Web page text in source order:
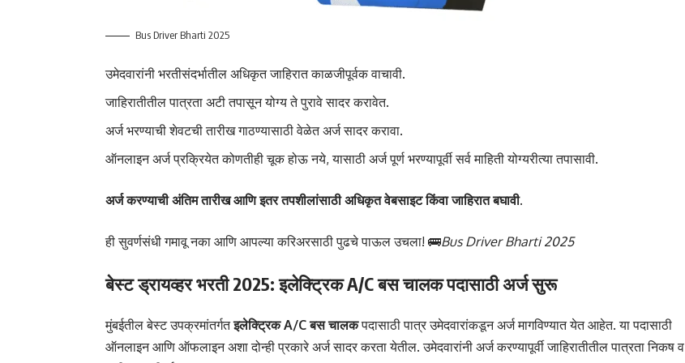
Bus Driver Bharti 2025
उमेदवारांनी भरतीसंदर्भातील अधिकृत जाहिरात काळजीपूर्वक वाचावी.
जाहिरातीतील पात्रता अटी तपासून योग्य ते पुरावे सादर करावेत.
अर्ज भरण्याची शेवटची तारीख गाठण्यासाठी वेळेत अर्ज सादर करावा.
ऑनलाइन अर्ज प्रक्रियेत कोणतीही चूक होऊ नये, यासाठी अर्ज पूर्ण भरण्यापूर्वी सर्व माहिती योग्यरीत्या तपासावी.
अर्ज करण्याची अंतिम तारीख आणि इतर तपशीलांसाठी अधिकृत वेबसाइट किंवा जाहिरात बघावी.
ही सुवर्णसंधी गमावू नका आणि आपल्या करिअरसाठी पुढचे पाऊल उचला! 🚌Bus Driver Bharti 2025
बेस्ट ड्रायव्हर भरती 2025: इलेक्ट्रिक A/C बस चालक पदासाठी अर्ज सुरू
मुंबईतील बेस्ट उपक्रमांतर्गतइलेक्ट्रिक A/C बस चालकपदासाठी पात्र उमेदवारांकडून अर्ज मागविण्यात येत आहेत. या पदासाठी
ऑनलाइन आणि ऑफलाइन अशा दोन्ही प्रकारे अर्ज सादर करता येतील. उमेदवारांनी अर्ज करण्यापूर्वी जाहिरातीतील पात्रता निकष व